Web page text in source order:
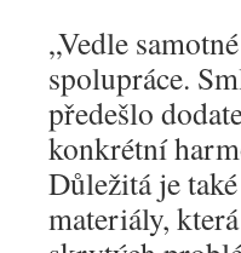
„Vedle
spolupráce.
předešlo
konkrétní
Důležitá je
materiály,